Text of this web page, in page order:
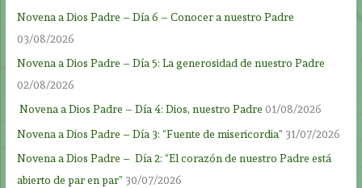
Novena a Dios Padre – Día 6 – Conocer a nuestro Padre
03/08/2026
Novena a Dios Padre – Día 5: La generosidad de nuestro Padre
02/08/2026
Novena a Dios Padre – Día 4: Dios, nuestro Padre 01/08/2026
Novena a Dios Padre – Día 3: “Fuente de misericordia” 31/07/2026
Novena a Dios Padre – Día 2: “El corazón de nuestro Padre está
abierto de par en par” 30/07/2026